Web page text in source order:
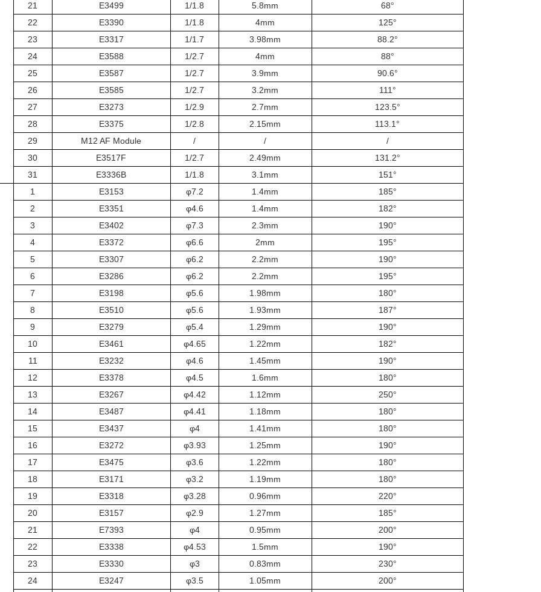
21
E3499 1/1.8 5.8mm
68°
22
E3390 1/1.8 4mm
125°
23
E3317 1/1.7 3.98mm
88.2°
24
E3588 1/2.7 4mm
88°
25
E3587 1/2.7 3.9mm
90.6°
26
E3585 1/2.7 3.2mm
111°
27
E3273 1/2.9 2.7mm
123.5°
28
E3375 1/2.8 2.15mm
113.1°
29
M12 AF Module / /
/
30
E3517F 1/2.7 2.49mm
131.2°
31
E3336B 1/1.8 3.1mm
151°
1
E3153 φ7.2 1.4mm
185°
2
E3351 φ4.6 1.4mm
182°
3
E3402 φ7.3 2.3mm
190°
4
E3372 φ6.6 2mm
195°
5
E3307 φ6.2 2.2mm
190°
6
E3286 φ6.2 2.2mm
195°
7
E3198 φ5.6 1.98mm
180°
8
E3510 φ5.6 1.93mm
187°
9
E3279 φ5.4 1.29mm
190°
10
E3461 φ4.65 1.22mm
182°
11
E3232 φ4.6 1.45mm
190°
12
E3378 φ4.5 1.6mm
180°
13
E3267 φ4.42 1.12mm
250°
14
E3487 φ4.41 1.18mm
180°
15
E3437 φ4 1.41mm
180°
16
E3272 φ3.93 1.25mm
190°
17
E3475 φ3.6 1.22mm
180°
18
E3171 φ3.2 1.19mm
180°
19
E3318 φ3.28 0.96mm
220°
20
E3157 φ2.9 1.27mm
185°
21
E7393 φ4 0.95mm
200°
22
E3338 φ4.53 1.5mm
190°
23
E3330 φ3 0.83mm
230°
24
E3247 φ3.5 1.05mm
200°